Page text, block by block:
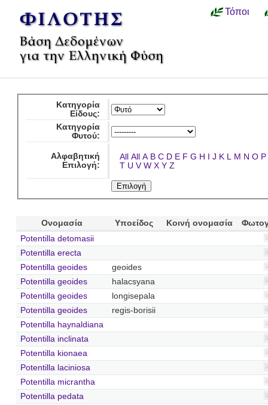
Τόποι
Κατηγορία
Είδους:
Κατηγορία
Φυτού:
Αλφαβητική
Επιλογή:
All All A B C D E F G H I J K L M N O P
T U V W X Y Z
Ονομασία Υποείδος Κοινή ονομασία
Potentilla detomasii
Potentilla erecta
Potentilla geoides
geoides
Potentilla geoides
halacsyana
Potentilla geoides
longisepala
Potentilla geoides
regis-borisii
Potentilla haynaldiana
Potentilla inclinata
Potentilla kionaea
Potentilla laciniosa
Potentilla micrantha
Potentilla pedata